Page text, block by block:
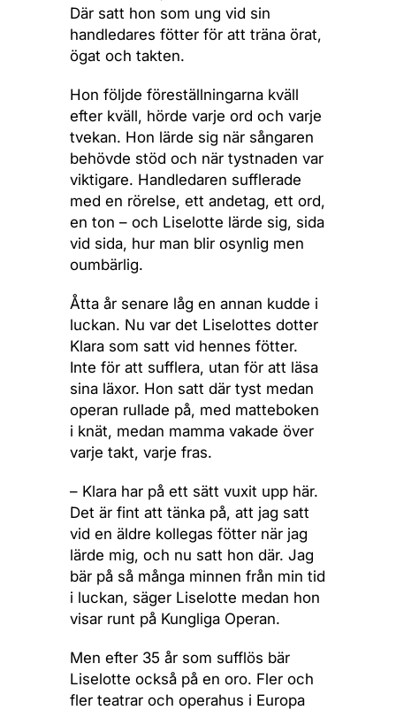
Där satt hon som ung vid sin
handledares fötter för att träna örat,
ögat och takten.
Hon följde föreställningarna kväll
efter kväll, hörde varje ord och varje
tvekan. Hon lärde sig när sångaren
behövde stöd och när tystnaden var
viktigare. Handledaren sufflerade
med en rörelse, ett andetag, ett ord,
en ton – och Liselotte lärde sig, sida
vid sida, hur man blir osynlig men
oumbärlig.
Åtta år senare låg en annan kudde i
luckan. Nu var det Liselottes dotter
Klara som satt vid hennes fötter.
Inte för att sufflera, utan för att läsa
sina läxor. Hon satt där tyst medan
operan rullade på, med matteboken
i knät, medan mamma vakade över
varje takt, varje fras.
– Klara har på ett sätt vuxit upp här.
Det är fint att tänka på, att jag satt
vid en äldre kollegas fötter när jag
lärde mig, och nu satt hon där. Jag
bär på så många minnen från min tid
i luckan, säger Liselotte medan hon
visar runt på Kungliga Operan.
Men efter 35 år som sufflös bär
Liselotte också på en oro. Fler och
fler teatrar och operahus i Europa